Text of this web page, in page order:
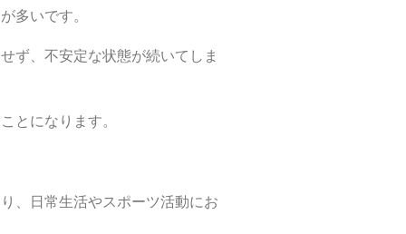
多いです。
ず、不安定な状態が続いてしま
とになります。
、日常生活やスポーツ活動にお